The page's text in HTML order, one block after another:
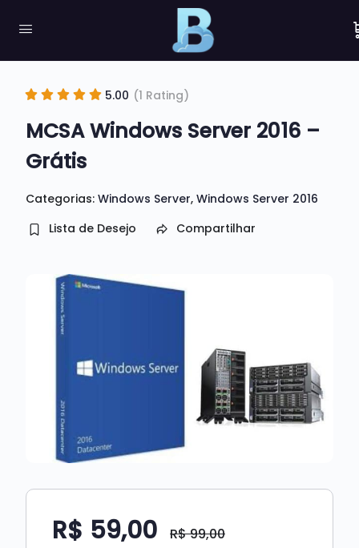
5.00 (1 Rating)
MCSA Windows Server 2016 –
Grátis
Categorias: Windows Server, Windows Server 2016
Lista de Desejo
Compartilhar
R$ 59,00 R$99,00